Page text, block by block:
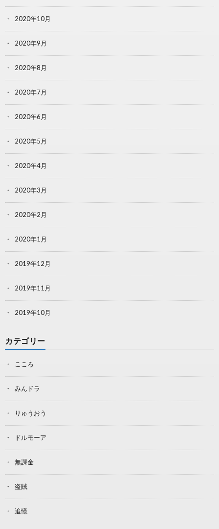
2020年10月
2020年9月
2020年8月
2020年7月
2020年6月
2020年5月
2020年4月
2020年3月
2020年2月
2020年1月
2019年12月
2019年11月
2019年10月
カテゴリー
こころ
みんドラ
りゅうおう
ドルモーア
無課金
盗賊
追憶